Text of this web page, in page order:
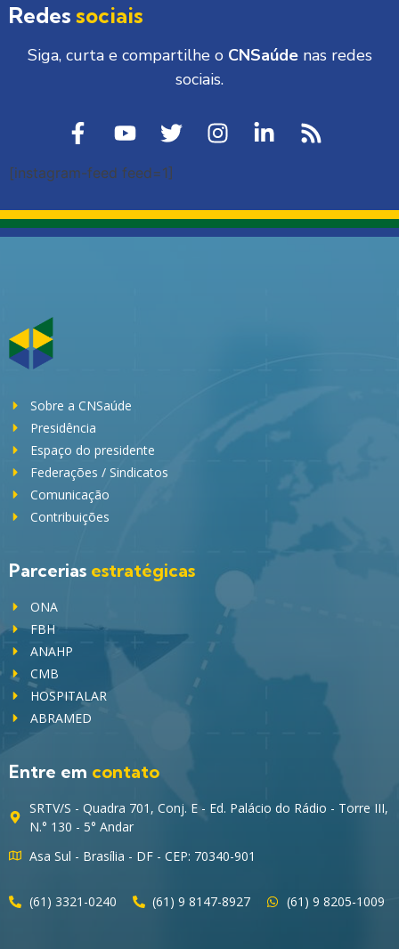
Redes sociais
Siga, curta e compartilhe o CNSaúdenas redes
sociais.
[instagram-feed feed=1]
Sobre a CNSaúde
Presidência
Espaço do presidente
Federações / Sindicatos
Comunicação
Contribuições
Parcerias estratégicas
ONA
FBH
ANAHP
CMB
HOSPITALAR
ABRAMED
Entre em contato
SRTV/S - Quadra 701, Conj. E - Ed. Palácio do Rádio - Torre III,
N.° 130 - 5° Andar
Asa Sul - Brasília - DF - CEP: 70340-901
(61) 3321-0240 (61) 9 8147-8927 (61) 9 8205-1009